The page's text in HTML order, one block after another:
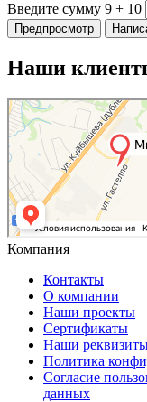
Введите сумму 9 + 10
Наши
Компания
Контакты
О компании
Наши проекты
Сертификаты
Наши
Политика
Согласие
данных